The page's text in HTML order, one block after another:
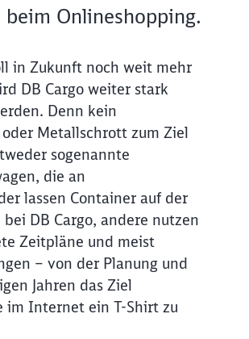
Onlineshopping.
in Zukunft noch weit mehr
DB Cargo weiter stark
Denn kein
Metallschrott zum Ziel
sogenannte
die an
lassen Container auf der
DB Cargo, andere nutzen
Zeitpläne und meist
– von der Planung und
Jahren das Ziel
im Internet ein T-Shirt zu